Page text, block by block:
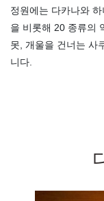
정원에는 다카나와
을 비롯해 20 종류의
못, 개울을 건너는 사
니다.